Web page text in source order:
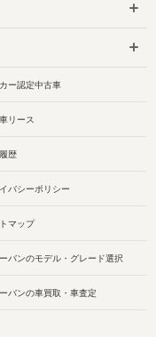
ー認定中古車
リース
歴
バシーポリシー
マップ
バンのモデル・グレード選択
バンの車買取・車査定